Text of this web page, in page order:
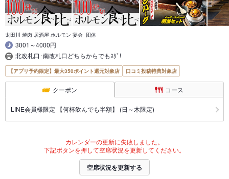
太田川 焼肉 居酒屋 ホルモン 宴会 団体
3001～4000円
北改札口･南改札口どちらからでもｽｸﾞ!
【アプリ予約限定】最大350ポイント還元対象店 口コミ投稿特典対象店
クーポン コース
LINE会員様限定 【何杯飲んでも半額】 (日～木限定)
カレンダーの更新に失敗しました。
下記ボタンを押して空席状況を更新してください。
空席状況を更新する